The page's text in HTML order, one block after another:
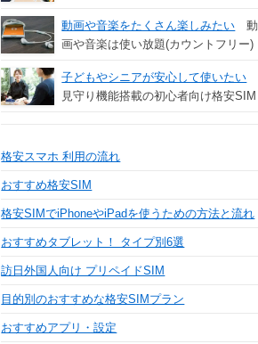
動画や音楽をたくさん楽しみたい 動
画や音楽は使い放題(カウントフリー)
子どもやシニアが安心して使いたい
見守り機能搭載の初心者向け格安SIM
格安スマホ 利用の流れ
おすすめ格安SIM
格安SIMでiPhoneやiPadを使うための方法と流れ
おすすめタブレット！ タイプ別6選
訪日外国人向け プリペイドSIM
目的別のおすすめな格安SIMプラン
おすすめアプリ・設定